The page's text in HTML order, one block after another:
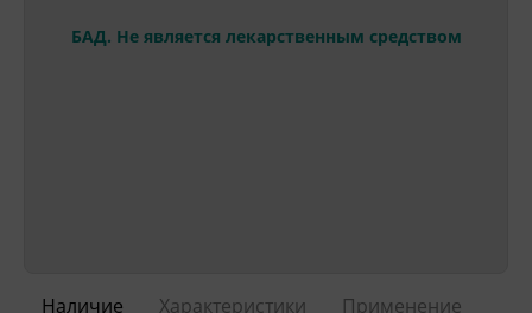
БАД. Не является лекарственным средством
Наличие Характеристики Применение